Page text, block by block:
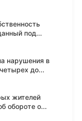
под...
нарушения в
до...
жителей
обороте о...